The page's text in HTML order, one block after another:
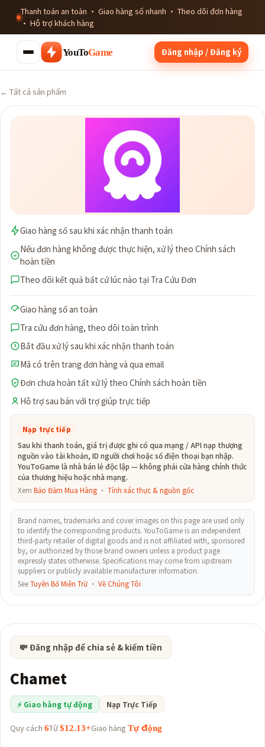
Thanh toán an toàn · Giao hàng số nhanh · Theo dõi đơn hàng
· Hỗ trợ khách hàng
YouToGame Đăng nhập / Đăng ký
← Tất cả sản phẩm
Giao hàng số sau khi xác nhận thanh toán
Nếu đơn hàng không được thực hiện, xử lý theo Chính sách
hoàn tiền
Theo dõi kết quả bất cứ lúc nào tại Tra Cứu Đơn
Giao hàng số an toàn
Tra cứu đơn hàng, theo dõi toàn trình
Bắt đầu xử lý sau khi xác nhận thanh toán
Mã có trên trang đơn hàng và qua email
Đơn chưa hoàn tất xử lý theo Chính sách hoàn tiền
Hỗ trợ sau bán với trợ giúp trực tiếp
Nạp trực tiếp
Sau khi thanh toán, giá trị được ghi có qua mạng / API nạp thượng
nguồn vào tài khoản, ID người chơi hoặc số điện thoại bạn nhập.
YouToGame là nhà bán lẻ độc lập — không phải cửa hàng chính thức
của thương hiệu hoặc nhà mạng.
Xem Bảo Đảm Mua Hàng · Tính xác thực & nguồn gốc
Brand names, trademarks and cover images on this page are used only
to identify the corresponding products. YouToGame is an independent
third-party retailer of digital goods and is not affiliated with, sponsored
by, or authorized by those brand owners unless a product page
expressly states otherwise. Specifications may come from upstream
suppliers or publicly available manufacturer information.
SeeTuyên Bố Miễn Trừ· Về Chúng Tôi
💸 Đăng nhập để chia sẻ & kiếm tiền
Chamet
⚡ Giao hàng tự động Nạp Trực Tiếp
Quy cách 6Từ$12.13+Giao hàng Tự động